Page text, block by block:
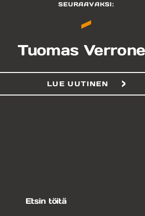
SEURAAVAKSI:
Tuomas
LUE UUTINEN
Etsin töitä